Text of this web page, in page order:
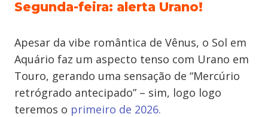
Segunda-feira: alerta Urano!
Apesar da vibe romântica de Vênus, o Sol em
Aquário faz um aspecto tenso com Urano em
Touro, gerando uma sensação de “Mercúrio
retrógrado antecipado” – sim, logo logo
teremos o primeiro de 2026.